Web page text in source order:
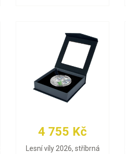
4 755 Kč
Lesní víly 2026, stříbrná